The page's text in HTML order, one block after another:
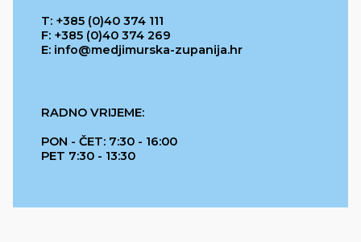
T: +385 (0)40 374 111
F: +385 (0)40 374 269
E: info@medjimurska-zupanija.hr
RADNO VRIJEME:
PON - ČET: 7:30 - 16:00
PET 7:30 - 13:30